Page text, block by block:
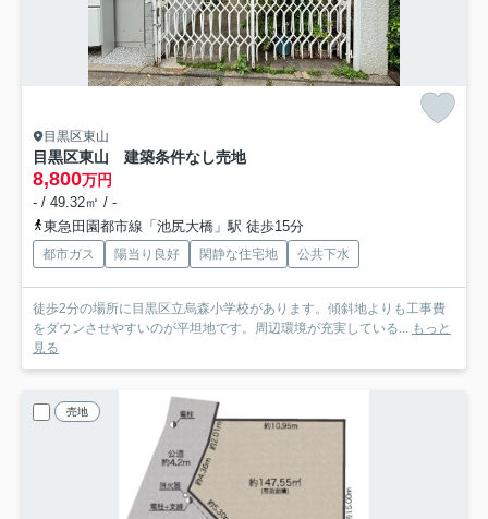
目黒区東山
目黒区東山 建築条件なし売地
8,800万円
- / 49.32㎡ / -
東急田園都市線「池尻大橋」駅 徒歩15分
都市ガス 陽当り良好 閑静な住宅地 公共下水
徒歩2分の場所に目黒区立烏森小学校があります。傾斜地よりも工事費
をダウンさせやすいのが平坦地です。周辺環境が充実している... もっと
見る
売地